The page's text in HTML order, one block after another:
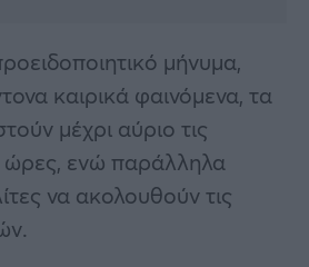
μήνυμα,
καιρικά φαινόμενα, τα
μέχρι αύριο τις
ώρες, ενώ παράλληλα
να ακολουθούν τις